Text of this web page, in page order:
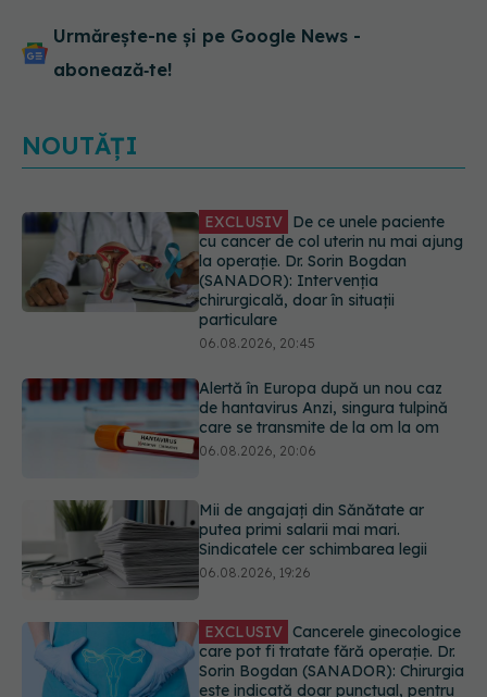
Urmărește-ne și pe Google News -
abonează‑te!
NOUTĂȚI
EXCLUSIV De ce unele paciente
la operație. Dr. Sorin Bogdan
(SANADOR): Intervenția
chirurgicală, doar în situații
particulare
06.08.2026, 20:45
Alertă în Europa după un nou caz
care se transmite de la om la om
06.08.2026, 20:06
Mii de angajați din Sănătate ar
Sindicatele cer schimbarea legii
06.08.2026, 19:26
EXCLUSIV Cancerele ginecologice
Sorin Bogdan (SANADOR): Chirurgia
este indicată doar punctual, pentru
anumite categorii de paciente
06.08.2026, 19:05